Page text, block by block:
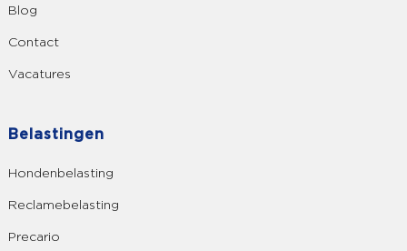
Blog
Contact
Vacatures
Belastingen
Hondenbelasting
Reclamebelasting
Precario